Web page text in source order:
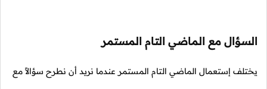
السؤال مع الماضي التام المستمر
يختلف إستعمال الماضي التام المستمر عندما نريد أن نطرح سؤالاً مع